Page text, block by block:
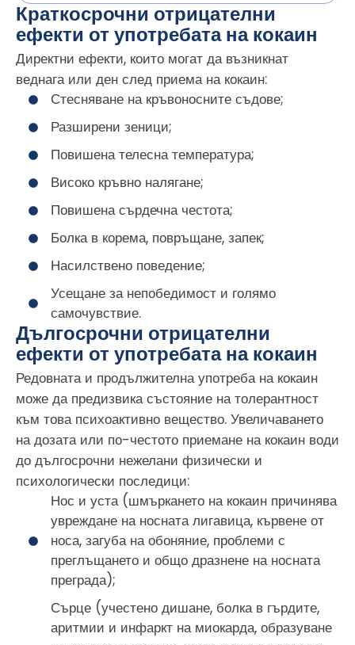
Краткосрочни отрицателни
ефекти от употребата на кокаин
Директни ефекти, които могат да възникнат
веднага или ден след приема на кокаин:
Стесняване на кръвоносните съдове;
Разширени зеници;
Повишена телесна температура;
Високо кръвно налягане;
Повишена сърдечна честота;
Болка в корема, повръщане, запек;
Насилствено поведение;
Усещане за непобедимост и голямо
самочувствие.
Дългосрочни отрицателни
ефекти от употребата на кокаин
Редовната и продължителна употреба на кокаин
може да предизвика състояние на толерантност
към това психоактивно вещество. Увеличаването
на дозата или по-честото приемане на кокаин води
до дългосрочни нежелани физически и
психологически последици:
Нос и уста (шмъркането на кокаин причинява
увреждане на носната лигавица, кървене от
носа, загуба на обоняние, проблеми с
преглъщането и общо дразнене на носната
преграда);
Сърце (учестено дишане, болка в гърдите,
аритмии и инфаркт на миокарда, образуване